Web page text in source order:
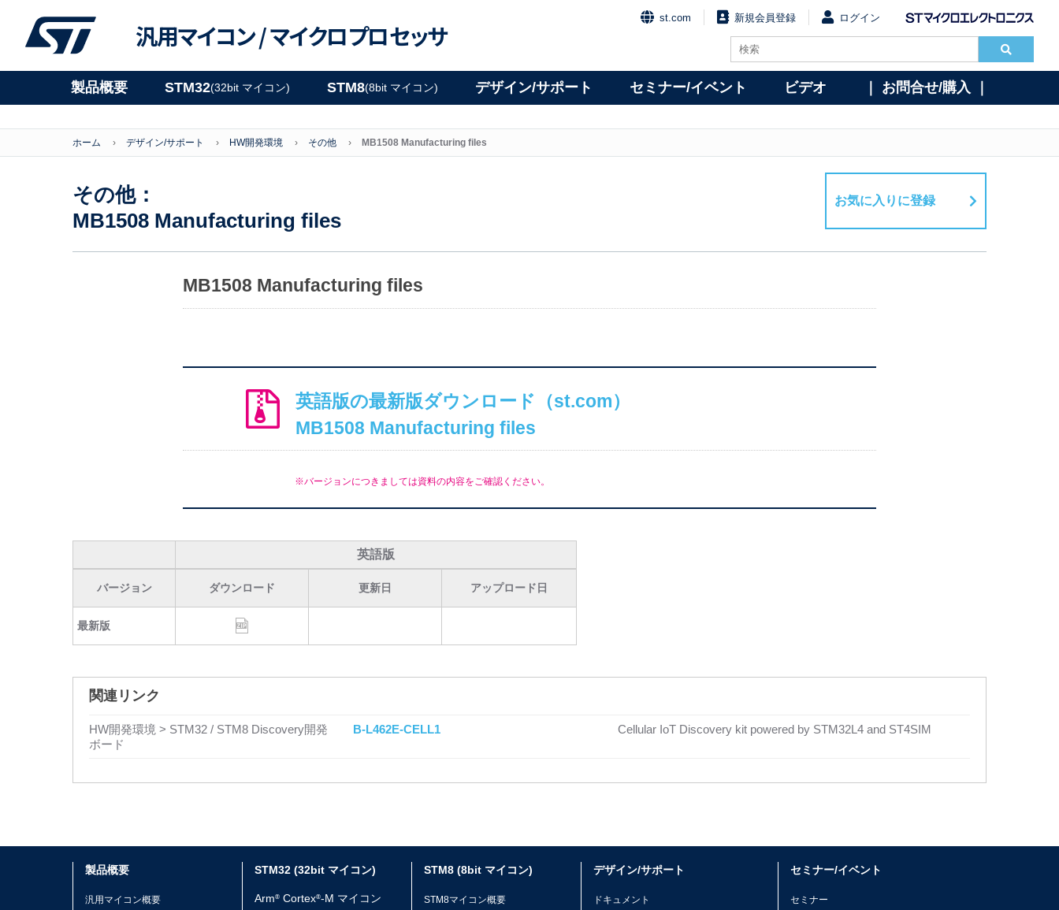
汎用マイコン /マイクロプロセッサ
st.com 新規会員登録 ログイン
製品概要 STM32(32bit マイコン) STM8(8bit マイコン) デザイン/サポート セミナー/イベント ビデオ ｜ お問合せ/購入 ｜
ホーム デザイン/サポート HW開発環境 その他 MB1508 Manufacturing files
その他：
MB1508 Manufacturing files
お気に入りに登録
MB1508 Manufacturing files
英語版の最新版ダウンロード（st.com）
MB1508 Manufacturing files
※バージョンにつきましては資料の内容をご確認ください。
英語版
バージョン ダウンロード 更新日 アップロード日
最新版
関連リンク
HW開発環境 > STM32 / STM8 Discovery開発
ボード
B-L462E-CELL1 Cellular IoT Discovery kit powered by STM32L4 and ST4SIM
製品概要
汎用マイコン概要
STM32 (32bit マイコン)
Arm® Cortex®-M マイコン
STM8 (8bit マイコン)
STM8マイコン概要
デザイン/サポート
ドキュメント
セミナー/イベント
セミナー